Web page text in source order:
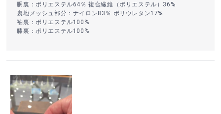
胴裏：ポリエステル64％ 複合繊維（ポリエステル）36%
裏地メッシュ部分：ナイロン83％ ポリウレタン17%
袖裏：ポリエステル100%
膝裏：ポリエステル100%